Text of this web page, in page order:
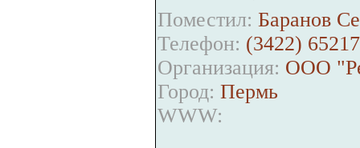
Поместил: Баранов
Телефон: (3422)
Организация: ООО
Город: Пермь
WWW: